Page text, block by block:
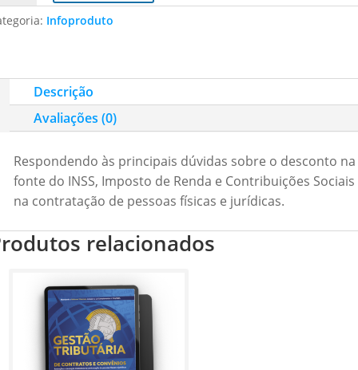
Infoproduto
Descrição
Avaliações (0)
Respondendo às principais dúvidas sobre o desconto na
fonte do INSS, Imposto de Renda e Contribuições Sociais
na contratação de pessoas físicas e jurídicas.
relacionados